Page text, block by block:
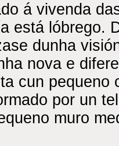
á vivenda
está lóbrego.
dunha
nova e
cun pequeno
por un
muro